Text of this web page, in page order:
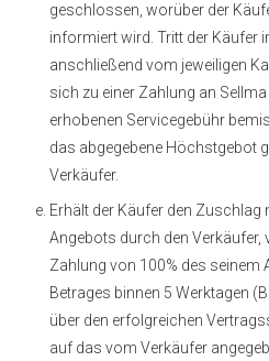
geschlossen, worüber der
informiert wird. Tritt der Käufer
anschließend vom jeweiligen
sich zu einer Zahlung an
erhobenen Servicegebühr
das abgegebene Höchstgebot
Verkäufer.
Erhält der Käufer den Zuschlag
Angebots durch den Verkäufer,
Zahlung von 100% des seinem
Betrages binnen 5 Werktagen
über den erfolgreichen
auf das vom Verkäufer